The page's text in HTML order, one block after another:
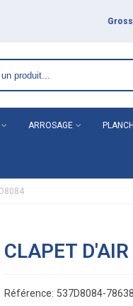
ARROSAGE
CLAPET
Référence: 537D8084-